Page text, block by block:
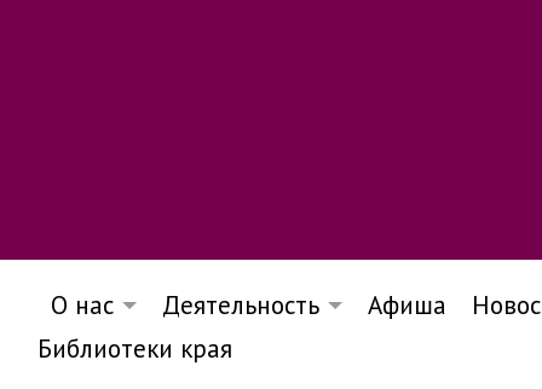
О нас Деятельность Афиша
Библиотеки края